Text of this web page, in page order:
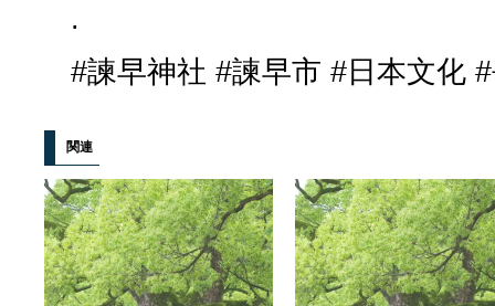
.
#諫早神社 #諫早市 #日本文化
関連